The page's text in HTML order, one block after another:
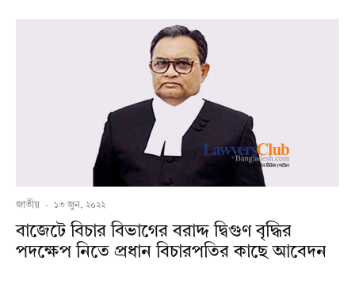
জাতীয় · ১৩ জুন, ২০২২
বাজেটে বিচার বিভাগের বরাদ্দ দ্বিগুণ বৃদ্ধির
পদক্ষেপ নিতে প্রধান বিচারপতির কাছে আবেদন